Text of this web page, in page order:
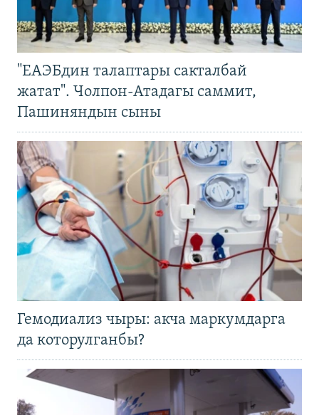
"ЕАЭБдин талаптары сакталбай
жатат". Чолпон-Атадагы саммит,
Пашиняндын сыны
Гемодиализ чыры: акча маркумдарга
да которулганбы?